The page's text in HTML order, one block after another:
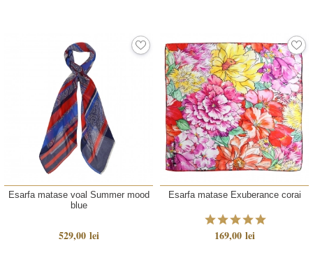
Esarfa matase voal Summer mood
blue
529,00 lei
Esarfa matase Exuberance corai
169,00 lei